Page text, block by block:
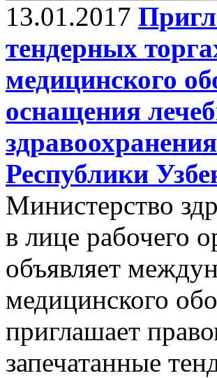
13.01.2017
тендерных
медицинского
оснащения
Республики
Министерство
в лице рабочего
объявляет
медицинского
приглашает
запечатанные